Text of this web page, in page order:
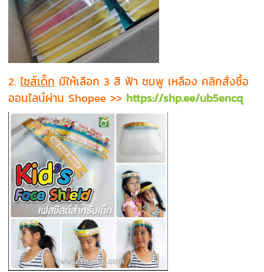
2.ไซส์เด็ก มีให้เลือก 3 สี ฟ้า ชมพู เหลือง คลิกสั่งซื้อ
ออนไลน์ผ่าน Shopee >> https://shp.ee/ub5encq